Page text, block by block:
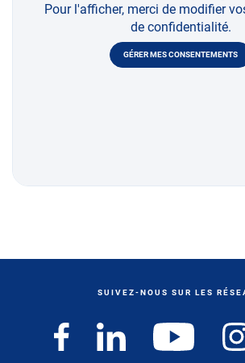
Pour l'afficher, merci de modifier
de confidentialité.
GÉRER MES CONSENTEMENTS
SUIVEZ-NOUS SUR LES